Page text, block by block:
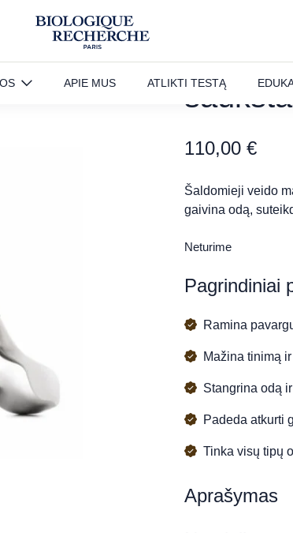
APIE MUS ATLIKTI TESTĄ
110,00 €
Šaldomieji veido
gaivina odą,
Neturime
Pagrindiniai
Ramina
Mažina tinimą
Stangrina odą
Padeda atkurti
Tinka visų tipų
Aprašymas